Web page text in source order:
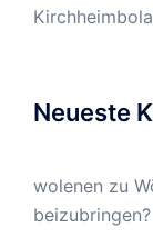
Neueste
wolenen zu